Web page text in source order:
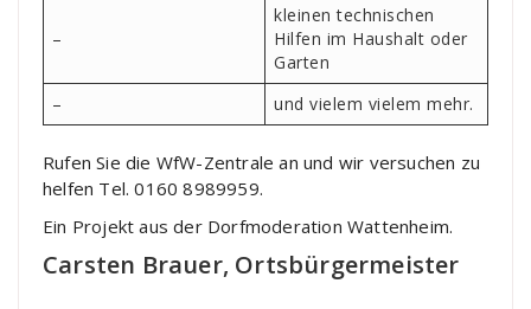
–
kleinen technischen
Hilfen im Haushalt oder
Garten
–
und vielem vielem mehr.
Rufen Sie die WfW-Zentrale an und wir versuchen zu
helfen Tel. 0160 8989959.
Ein Projekt aus der Dorfmoderation Wattenheim.
Carsten Brauer, Ortsbürgermeister